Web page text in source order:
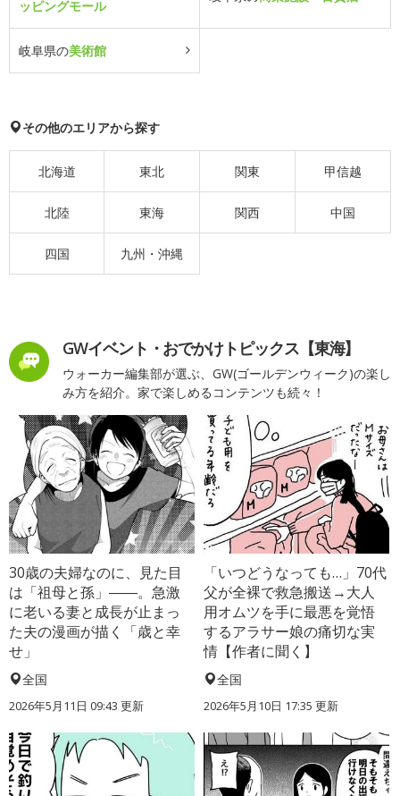
ッピングモール
岐阜県の美術館
その他のエリアから探す
北海道 東北 関東 甲信越
北陸 東海 関西 中国
四国 九州・沖縄
GWイベント・おでかけトピックス【東海】
ウォーカー編集部が選ぶ、GW(ゴールデンウィーク)の楽し
み方を紹介。家で楽しめるコンテンツも続々！
30歳の夫婦なのに、見た目
は「祖母と孫」――。急激
に老いる妻と成長が止まっ
た夫の漫画が描く「歳と幸
せ」
全国
2026年5月11日 09:43 更新
「いつどうなっても…」70代
父が全裸で救急搬送→大人
用オムツを手に最悪を覚悟
するアラサー娘の痛切な実
情【作者に聞く】
全国
2026年5月10日 17:35 更新